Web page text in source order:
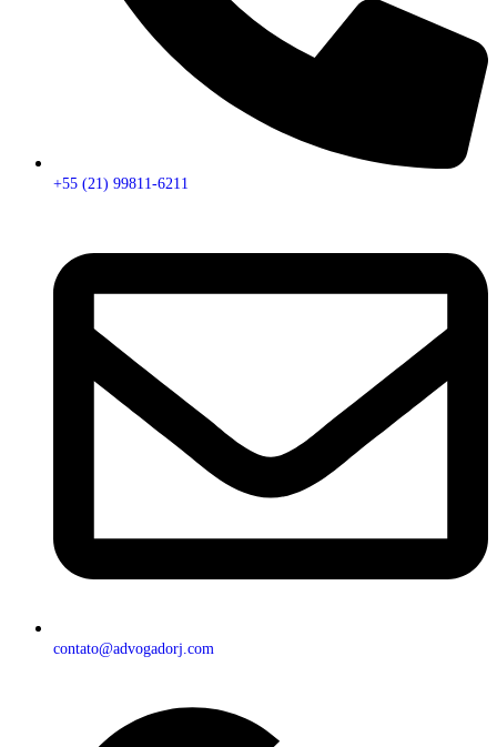
+55 (21) 99811-6211
contato@advogadorj.com